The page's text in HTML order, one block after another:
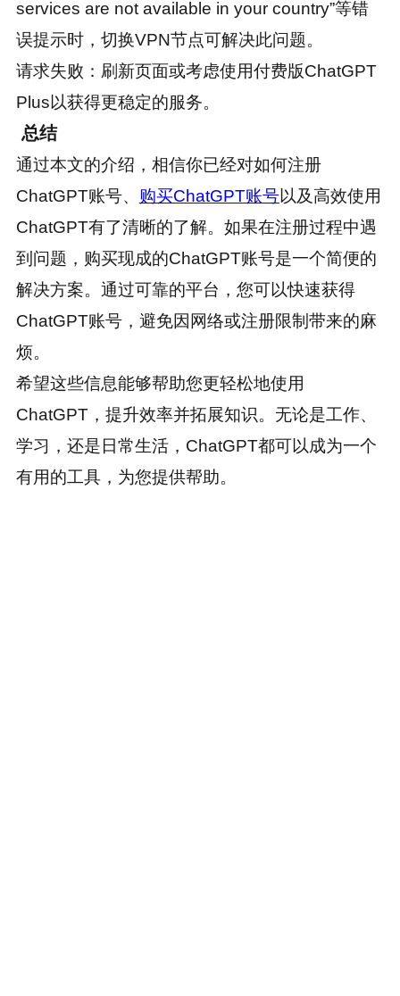
services are not available in your country”等错
误提示时，切换VPN节点可解决此问题。
请求失败：刷新页面或考虑使用付费版ChatGPT
Plus以获得更稳定的服务。
总结
通过本文的介绍，相信你已经对如何注册
ChatGPT账号、 购买ChatGPT账号以及高效使用
ChatGPT有了清晰的了解。如果在注册过程中遇
到问题，购买现成的ChatGPT账号是一个简便的
解决方案。通过可靠的平台，您可以快速获得
ChatGPT账号，避免因网络或注册限制带来的麻
烦。
希望这些信息能够帮助您更轻松地使用
ChatGPT，提升效率并拓展知识。无论是工作、
学习，还是日常生活，ChatGPT都可以成为一个
有用的工具，为您提供帮助。